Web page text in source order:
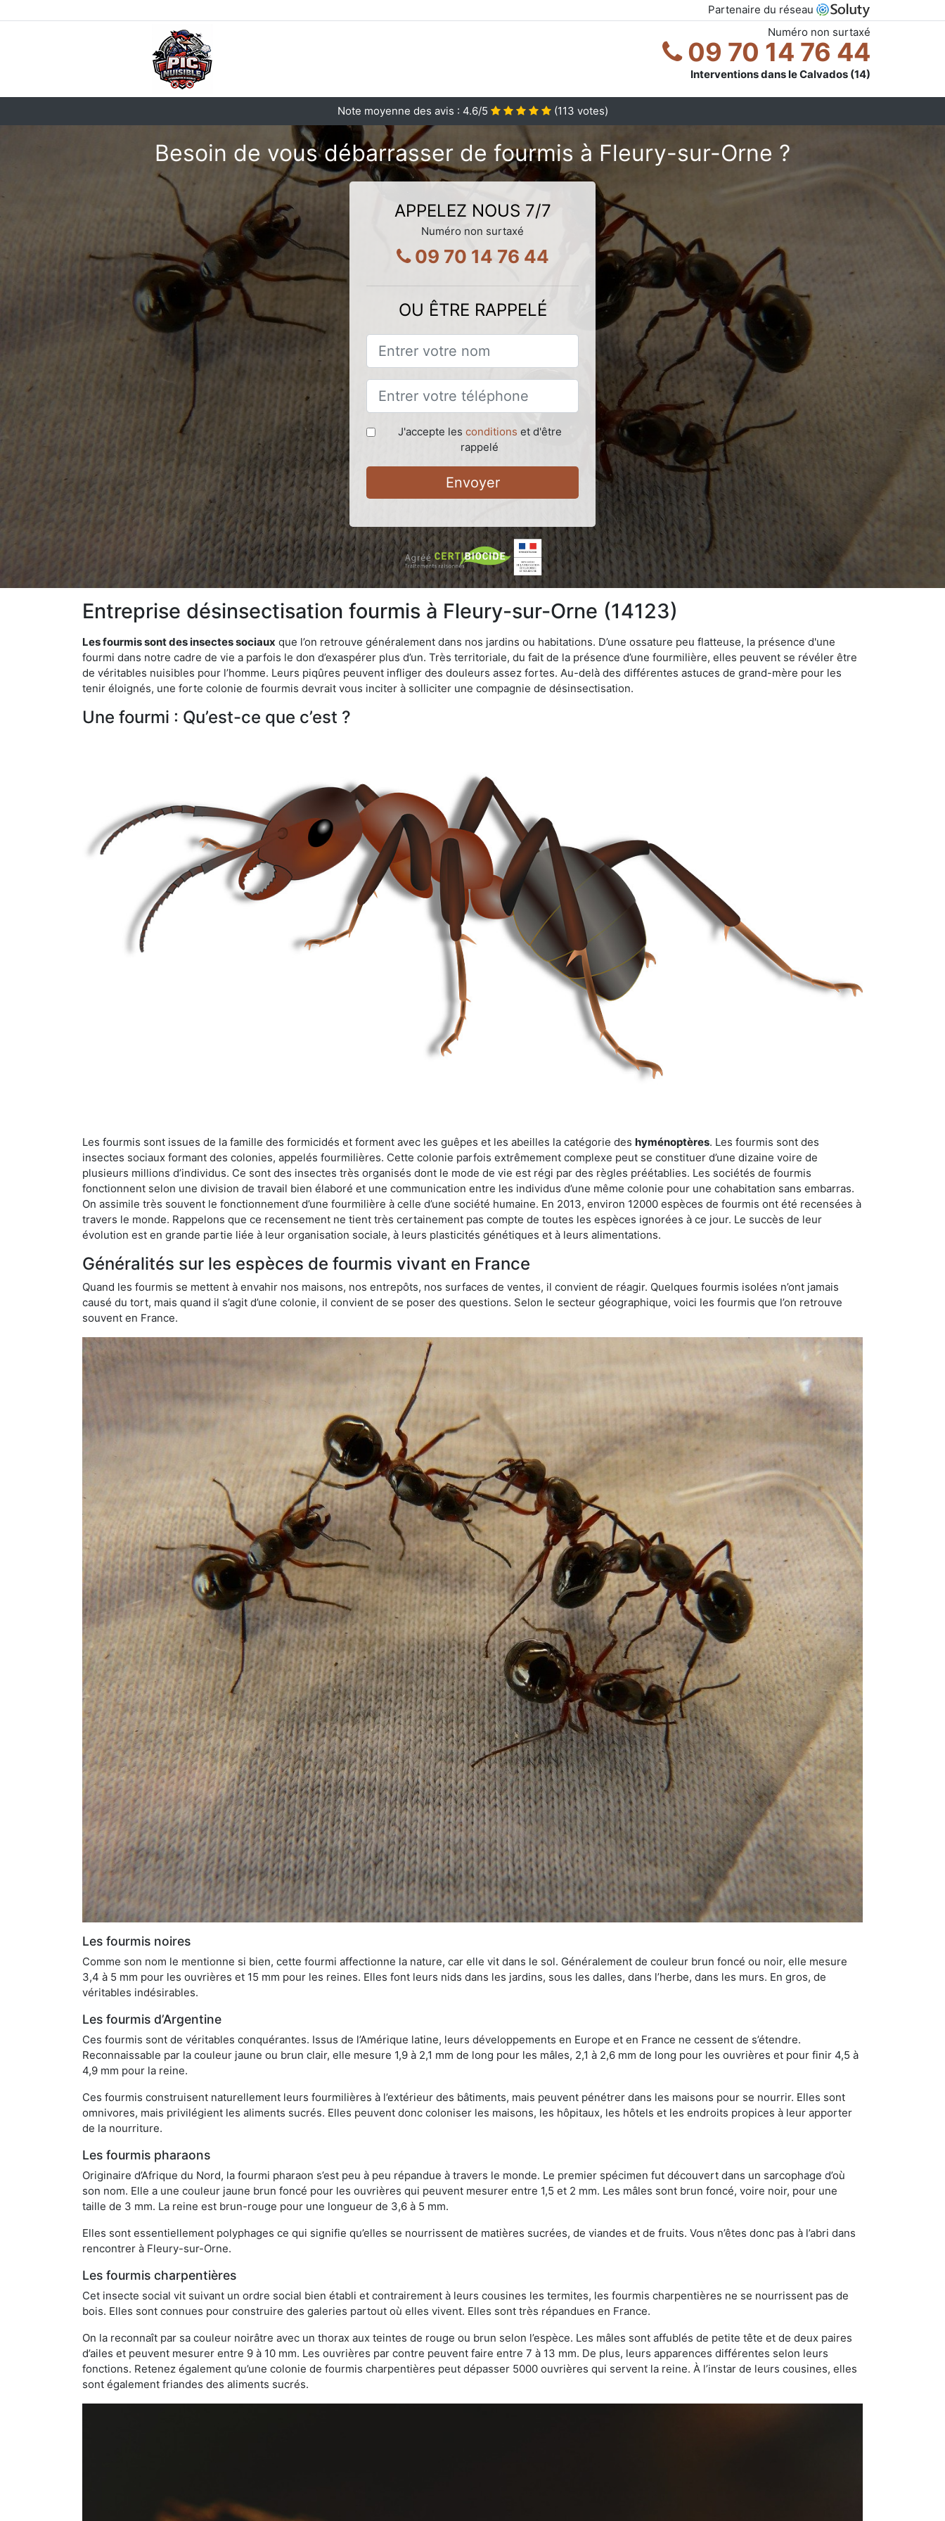
Partenaire du réseau
Numéro non surtaxé
09 70 14 76 44
Interventions dans le Calvados (14)
Note moyenne des avis : 4.6/5 (113 votes)
Besoin de vous débarrasser de fourmis à Fleury-sur-Orne ?
APPELEZ NOUS 7/7
Numéro non surtaxé
09 70 14 76 44
OU ÊTRE RAPPELÉ
J'accepte les conditions et d'être
rappelé
Envoyer
Entreprise désinsectisation fourmis à Fleury-sur-Orne (14123)
Les fourmis sont des insectes sociaux que l’on retrouve généralement dans nos jardins ou habitations. D’une ossature peu flatteuse, la présence d'une
fourmi dans notre cadre de vie a parfois le don d’exaspérer plus d’un. Très territoriale, du fait de la présence d’une fourmilière, elles peuvent se révéler être
de véritables nuisibles pour l’homme. Leurs piqûres peuvent infliger des douleurs assez fortes. Au-delà des différentes astuces de grand-mère pour les
tenir éloignés, une forte colonie de fourmis devrait vous inciter à solliciter une compagnie de désinsectisation.
Une fourmi : Qu’est-ce que c’est ?
Les fourmis sont issues de la famille des formicidés et forment avec les guêpes et les abeilles la catégorie des hyménoptères. Les fourmis sont des
insectes sociaux formant des colonies, appelés fourmilières. Cette colonie parfois extrêmement complexe peut se constituer d’une dizaine voire de
plusieurs millions d’individus. Ce sont des insectes très organisés dont le mode de vie est régi par des règles préétablies. Les sociétés de fourmis
fonctionnent selon une division de travail bien élaboré et une communication entre les individus d’une même colonie pour une cohabitation sans embarras.
On assimile très souvent le fonctionnement d’une fourmilière à celle d’une société humaine. En 2013, environ 12000 espèces de fourmis ont été recensées à
travers le monde. Rappelons que ce recensement ne tient très certainement pas compte de toutes les espèces ignorées à ce jour. Le succès de leur
évolution est en grande partie liée à leur organisation sociale, à leurs plasticités génétiques et à leurs alimentations.
Généralités sur les espèces de fourmis vivant en France
Quand les fourmis se mettent à envahir nos maisons, nos entrepôts, nos surfaces de ventes, il convient de réagir. Quelques fourmis isolées n’ont jamais
causé du tort, mais quand il s’agit d’une colonie, il convient de se poser des questions. Selon le secteur géographique, voici les fourmis que l’on retrouve
souvent en France.
Les fourmis noires
Comme son nom le mentionne si bien, cette fourmi affectionne la nature, car elle vit dans le sol. Généralement de couleur brun foncé ou noir, elle mesure
3,4 à 5 mm pour les ouvrières et 15 mm pour les reines. Elles font leurs nids dans les jardins, sous les dalles, dans l’herbe, dans les murs. En gros, de
véritables indésirables.
Les fourmis d’Argentine
Ces fourmis sont de véritables conquérantes. Issus de l’Amérique latine, leurs développements en Europe et en France ne cessent de s’étendre.
Reconnaissable par la couleur jaune ou brun clair, elle mesure 1,9 à 2,1 mm de long pour les mâles, 2,1 à 2,6 mm de long pour les ouvrières et pour finir 4,5 à
4,9 mm pour la reine.
Ces fourmis construisent naturellement leurs fourmilières à l’extérieur des bâtiments, mais peuvent pénétrer dans les maisons pour se nourrir. Elles sont
omnivores, mais privilégient les aliments sucrés. Elles peuvent donc coloniser les maisons, les hôpitaux, les hôtels et les endroits propices à leur apporter
de la nourriture.
Les fourmis pharaons
Originaire d’Afrique du Nord, la fourmi pharaon s’est peu à peu répandue à travers le monde. Le premier spécimen fut découvert dans un sarcophage d’où
son nom. Elle a une couleur jaune brun foncé pour les ouvrières qui peuvent mesurer entre 1,5 et 2 mm. Les mâles sont brun foncé, voire noir, pour une
taille de 3 mm. La reine est brun-rouge pour une longueur de 3,6 à 5 mm.
Elles sont essentiellement polyphages ce qui signifie qu’elles se nourrissent de matières sucrées, de viandes et de fruits. Vous n’êtes donc pas à l’abri dans
rencontrer à Fleury-sur-Orne.
Les fourmis charpentières
Cet insecte social vit suivant un ordre social bien établi et contrairement à leurs cousines les termites, les fourmis charpentières ne se nourrissent pas de
bois. Elles sont connues pour construire des galeries partout où elles vivent. Elles sont très répandues en France.
On la reconnaît par sa couleur noirâtre avec un thorax aux teintes de rouge ou brun selon l’espèce. Les mâles sont affublés de petite tête et de deux paires
d’ailes et peuvent mesurer entre 9 à 10 mm. Les ouvrières par contre peuvent faire entre 7 à 13 mm. De plus, leurs apparences différentes selon leurs
fonctions. Retenez également qu’une colonie de fourmis charpentières peut dépasser 5000 ouvrières qui servent la reine. À l’instar de leurs cousines, elles
sont également friandes des aliments sucrés.